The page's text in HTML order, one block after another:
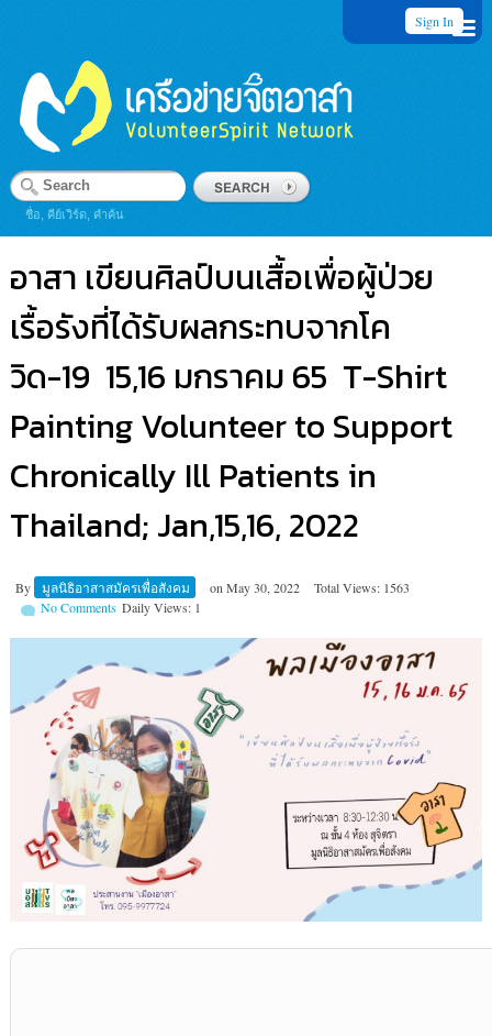
Sign In
ชื่อ, คีย์เวิร์ด, คำค้น
อาสา เขียนศิลป์บนเสื้อเพื่อผู้ป่วย
เรื้อรังที่ได้รับผลกระทบจากโค
วิด-19 15,16 มกราคม 65 T-Shirt
Painting Volunteer to Support
Chronically Ill Patients in
Thailand; Jan,15,16, 2022
By มูลนิธิอาสาสมัครเพื่อสังคม on May 30, 2022
Total Views: 1563
Daily Views: 1
No Comments